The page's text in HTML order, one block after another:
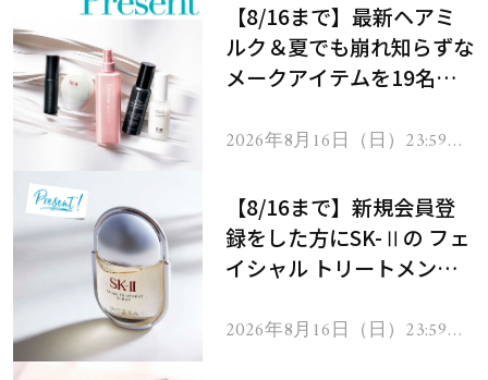
【8/16まで】最新ヘアミ
ルク＆夏でも崩れ知らずな
メークアイテムを19名様
2026年8月16日（日）23:59ま
【8/16まで】新規会員登
録をした方にSK-Ⅱの フェ
イシャル トリートメント
2026年8月16日（日）23:59ま